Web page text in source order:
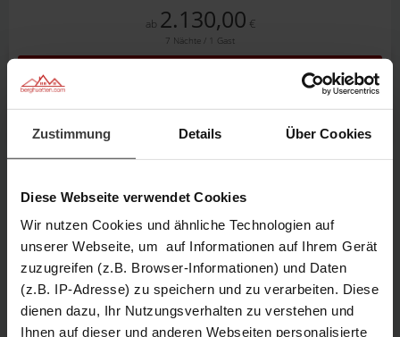
Zustimmung Details Über Cookies
Diese Webseite verwendet Cookies
Wir nutzen Cookies und ähnliche Technologien auf
unserer Webseite, um auf Informationen auf Ihrem Gerät
zuzugreifen (z.B. Browser-Informationen) und Daten
(z.B. IP-Adresse) zu speichern und zu verarbeiten. Diese
dienen dazu, Ihr Nutzungsverhalten zu verstehen und
Ihnen auf dieser und anderen Webseiten personalisierte
ab 2.130,00 €
7 Nächte / 1 Gast
8 Personen
90 m² Größe 1.100 m Höhe
Beschreibung
Außenansicht
1/28
Außenansicht
mit
Haus
von
Balkon
Stube
Kinderecke